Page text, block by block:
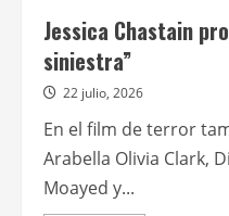
Jessica Chastain
siniestra”
22 julio, 2026
En el film de terror
Arabella Olivia Clark,
Moayed y...